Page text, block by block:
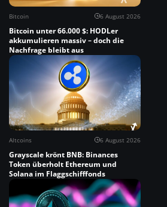
Bitcoin 6 August 2026
Bitcoin unter 66.000 $: HODLer
akkumulieren massiv – doch die
Nachfrage bleibt aus
Altcoins 6 August 2026
Grayscale krönt BNB: Binances
Token überholt Ethereum und
Solana im Flaggschifffonds